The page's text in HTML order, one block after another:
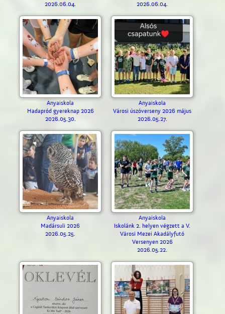
2026.06.04.
2026.06.04.
Anyaiskola
Hadapród gyereknap 2026
2026.05.30.
Anyaiskola
Városi úszóverseny 2026 május
2026.05.27.
Anyaiskola
Madársuli 2026
2026.05.25.
Anyaiskola
Iskolánk 2. helyen végzett a V.
Városi Mezei Akadályfutó
Versenyen 2026
2026.05.22.